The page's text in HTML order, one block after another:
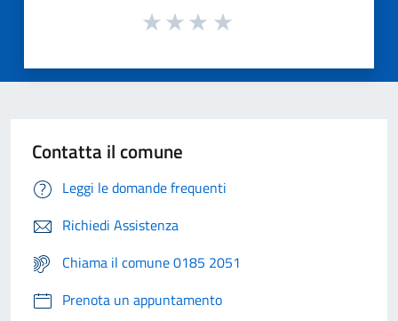
Contatta il comune
Leggi le domande frequenti
Richiedi Assistenza
Chiama il comune 0185 2051
Prenota un appuntamento